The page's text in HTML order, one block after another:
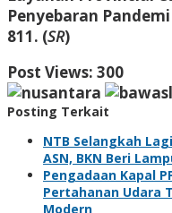
Penyebaran
811. (SR)
Post Views: 300
Posting Terkait
NTB Selangkah
ASN, BKN Beri
Pengadaan Kapal
Pertahanan Udara
Modern